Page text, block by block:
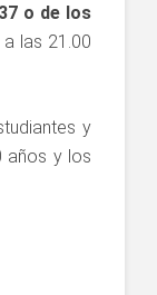
o de los
las 21.00
y
años y los